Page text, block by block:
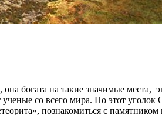
богата на такие значимые места,
со всего мира. Но этот
познакомиться с